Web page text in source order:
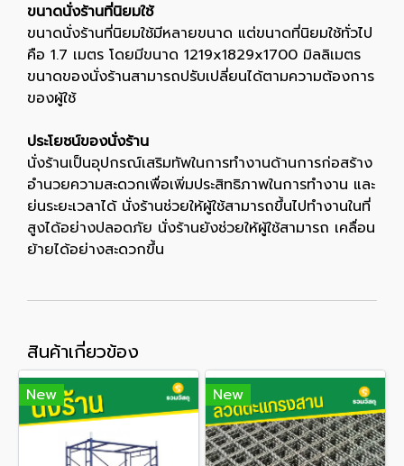
ขนาดนั่งร้านที่นิยมใช้
ขนาดนั่งร้านที่นิยมใช้มีหลายขนาด แต่ขนาดที่นิยมใช้ทั่วไป
คือ 1.7 เมตร โดยมีขนาด 1219x1829x1700 มิลลิเมตร
ขนาดของนั่งร้านสามารถปรับเปลี่ยนได้ตามความต้องการ
ของผู้ใช้
ประโยชน์ของนั่งร้าน
นั่งร้านเป็นอุปกรณ์เสริมทัพในการทำงานด้านการก่อสร้าง
อำนวยความสะดวกเพื่อเพิ่มประสิทธิภาพในการทำงาน และ
ย่นระยะเวลาได้ นั่งร้านช่วยให้ผู้ใช้สามารถขึ้นไปทำงานในที่
สูงได้อย่างปลอดภัย นั่งร้านยังช่วยให้ผู้ใช้สามารถ เคลื่อน
ย้ายได้อย่างสะดวกขึ้น
สินค้าเกี่ยวข้อง
New New